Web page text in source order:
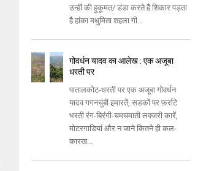
उन्हीं की हुकूमत/ डंडा करते हैं शिकार पड़ता
है हांका मधुमिता शहला गी...
गोवर्धन यादव का आलेख : एक अजूबा
धरती पर
पातालकोट-धरती पर एक अजूबा गोवर्धन
यादव गगनचुंबी इमारतें, सडकों पर फ़र्राटे
भरती रंग-बिरंगी-चमचमाती लक्जरी कारें,
मोटरगाडियां और न जाने कितने ही कल-
कारख...